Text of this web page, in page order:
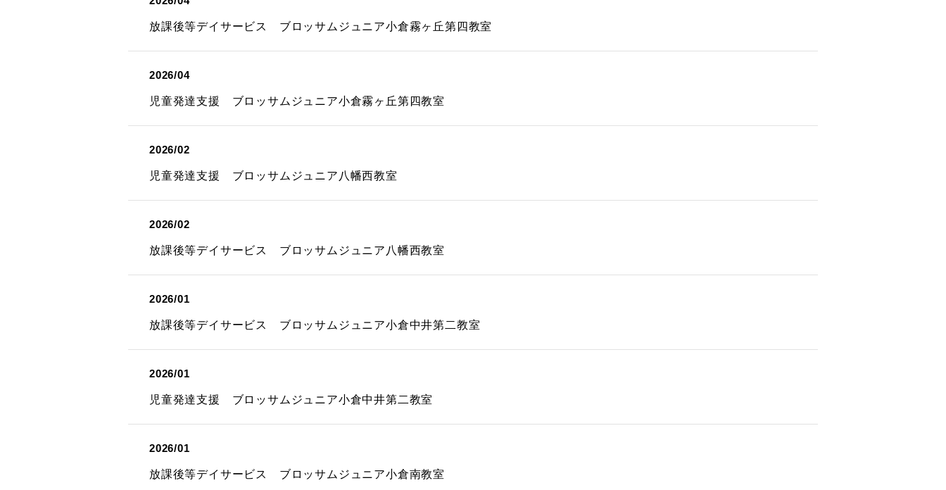
放課後等デイサービス ブロッサムジュニア小倉霧ヶ丘第四教室
2026/04
児童発達支援 ブロッサムジュニア小倉霧ヶ丘第四教室
2026/02
児童発達支援 ブロッサムジュニア八幡西教室
2026/02
放課後等デイサービス ブロッサムジュニア八幡西教室
2026/01
放課後等デイサービス ブロッサムジュニア小倉中井第二教室
2026/01
児童発達支援 ブロッサムジュニア小倉中井第二教室
2026/01
放課後等デイサービス ブロッサムジュニア小倉南教室